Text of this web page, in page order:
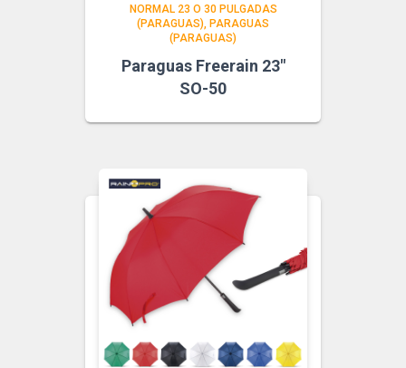
NORMAL 23 O 30 PULGADAS
(PARAGUAS) PARAGUAS
(PARAGUAS)
Paraguas Freerain 23″
SO-50